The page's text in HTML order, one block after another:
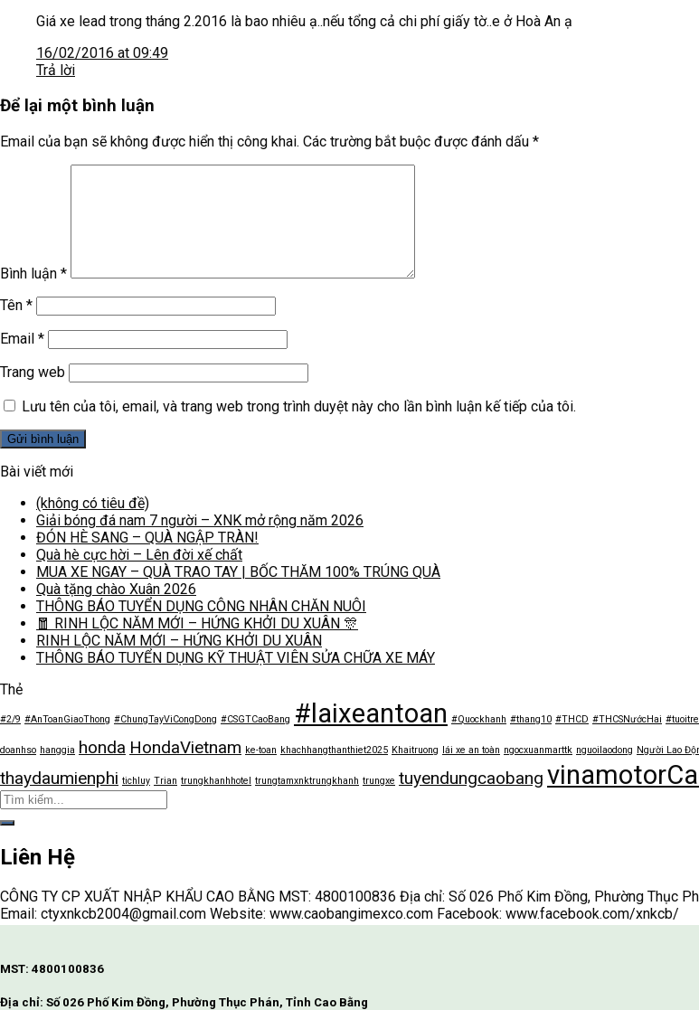
Giá xe lead trong tháng 2.2016 là bao nhiêu ạ..nếu tổng cả chi phí giấy tờ..e ở Hoà An ạ
16/02/2016 at 09:49
Trả lời
Để lại một bình luận
Email của bạn sẽ không được hiển thị công khai. Các trường bắt buộc được đánh dấu *
Bình luận *
Tên *
Email *
Trang web
Lưu tên của tôi, email, và trang web trong trình duyệt này cho lần bình luận kế tiếp của tôi.
Bài viết mới
(không có tiêu đề)
Giải bóng đá nam 7 người – XNK mở rộng năm 2026
ĐÓN HÈ SANG – QUÀ NGẬP TRÀN!
Quà hè cực hời – Lên đời xế chất
MUA XE NGAY – QUÀ TRAO TAY | BỐC THĂM 100% TRÚNG QUÀ
Quà tặng chào Xuân 2026
THÔNG BÁO TUYỂN DỤNG CÔNG NHÂN CHĂN NUÔI
🧧 RINH LỘC NĂM MỚI – HỨNG KHỞI DU XUÂN 🎊
RINH LỘC NĂM MỚI – HỨNG KHỞI DU XUÂN
THÔNG BÁO TUYỂN DỤNG KỸ THUẬT VIÊN SỬA CHỮA XE MÁY
Thẻ
#2/9 #AnToanGiaoThong #ChungTayViCongDong #CSGTCaoBang #laixeantoan #Quockhanh #thang10 #THCD #THCSNướcHai
doanhso hanggia honda HondaVietnam ke-toan khachhangthanthiet2025 Khaitruong lái xe an toàn ngocxuanmarttk nguoilaodong Người Lao
thaydaumienphi tichluy Trian trungkhanhhotel trungtamxnktrungkhanh trungxe tuyendungcaobang
Liên Hệ
CÔNG TY CP XUẤT NHẬP KHẨU CAO BẰNG MST: 4800100836 Địa chỉ: Số 026 Phố Kim Đồng, Phường Thục
Email: ctyxnkcb2004@gmail.com Website: www.caobangimexco.com Facebook: www.facebook.com/xnkcb/
MST: 4800100836
Địa chỉ: Số 026 Phố Kim Đồng, Phường Thục Phán, Tỉnh Cao Bằng